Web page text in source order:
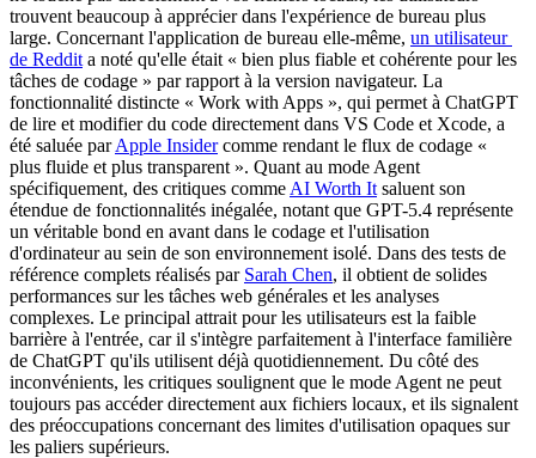
trouvent beaucoup à apprécier dans l'expérience de bureau plus
large. Concernant l'application de bureau elle-même, un utilisateur
de Reddit a noté qu'elle était « bien plus fiable et cohérente pour les
tâches de codage » par rapport à la version navigateur. La
fonctionnalité distincte « Work with Apps », qui permet à ChatGPT
de lire et modifier du code directement dans VS Code et Xcode, a
été saluée par Apple Insider comme rendant le flux de codage «
plus fluide et plus transparent ». Quant au mode Agent
spécifiquement, des critiques comme AI Worth It saluent son
étendue de fonctionnalités inégalée, notant que GPT-5.4 représente
un véritable bond en avant dans le codage et l'utilisation
d'ordinateur au sein de son environnement isolé. Dans des tests de
référence complets réalisés par Sarah Chen, il obtient de solides
performances sur les tâches web générales et les analyses
complexes. Le principal attrait pour les utilisateurs est la faible
barrière à l'entrée, car il s'intègre parfaitement à l'interface familière
de ChatGPT qu'ils utilisent déjà quotidiennement. Du côté des
inconvénients, les critiques soulignent que le mode Agent ne peut
toujours pas accéder directement aux fichiers locaux, et ils signalent
des préoccupations concernant des limites d'utilisation opaques sur
les paliers supérieurs.